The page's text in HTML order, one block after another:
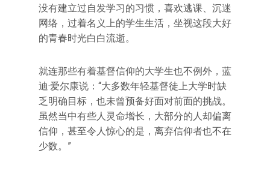
没有建立过自发学习的习惯，喜欢逃课、沉迷
网络，过着名义上的学生生活，坐视这段大好
的青春时光白白流逝。
就连那些有着基督信仰的大学生也不例外，蓝
迪·爱尔康说：“大多数年轻基督徒上大学时缺
乏明确目标，也未曾预备好面对前面的挑战。
虽然当中有些人灵命增长，大部分的人却偏离
信仰，甚至令人惊心的是，离弃信仰者也不在
少数。”